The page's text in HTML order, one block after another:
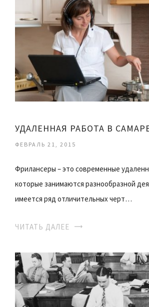
УДАЛЕННАЯ РАБОТА В
ФЕВРАЛЬ 21, 2015
Фрилансеры – это современные
которые занимаются разнообразной
имеется ряд отличительных черт…
ЧИТАТЬ ДАЛЕЕ